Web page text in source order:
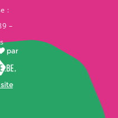
:
–
par
,